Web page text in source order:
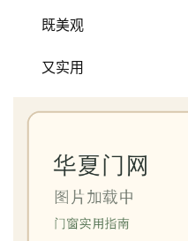
既美观
又实用